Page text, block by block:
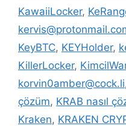
KawaiiLocker,
KeyBTC, KEYHolder,
KillerLocker,
korvin0amber@cock.li
çözüm, KRAB nasıl
Kraken, KRAKEN